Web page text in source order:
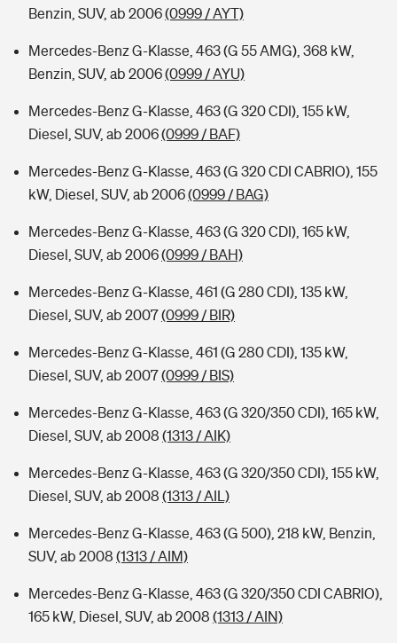
Benzin, SUV, ab 2006(0999 / AYT)
Mercedes-Benz G-Klasse, 463 (G 55 AMG), 368 kW,
Benzin, SUV, ab 2006(0999 / AYU)
Mercedes-Benz G-Klasse, 463 (G 320 CDI), 155 kW,
Diesel, SUV, ab 2006(0999 / BAF)
Mercedes-Benz G-Klasse, 463 (G 320 CDI CABRIO), 155
kW, Diesel, SUV, ab 2006(0999 / BAG)
Mercedes-Benz G-Klasse, 463 (G 320 CDI), 165 kW,
Diesel, SUV, ab 2006(0999 / BAH)
Mercedes-Benz G-Klasse, 461 (G 280 CDI), 135 kW,
Diesel, SUV, ab 2007(0999 / BIR)
Mercedes-Benz G-Klasse, 461 (G 280 CDI), 135 kW,
Diesel, SUV, ab 2007(0999 / BIS)
Mercedes-Benz G-Klasse, 463 (G 320/350 CDI), 165 kW,
Diesel, SUV, ab 2008 (1313 / AIK)
Mercedes-Benz G-Klasse, 463 (G 320/350 CDI), 155 kW,
Diesel, SUV, ab 2008 (1313 / AIL)
Mercedes-Benz G-Klasse, 463 (G 500), 218 kW, Benzin,
SUV, ab 2008 (1313 / AIM)
Mercedes-Benz G-Klasse, 463 (G 320/350 CDI CABRIO),
165 kW, Diesel, SUV, ab 2008 (1313 / AIN)